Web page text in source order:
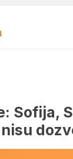
Sofija,